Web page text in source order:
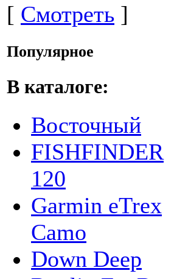
[ Смотреть ]
Популярное
В каталоге:
Восточный
FISHFINDER
120
Garmin eTrex
Camo
Down Deep